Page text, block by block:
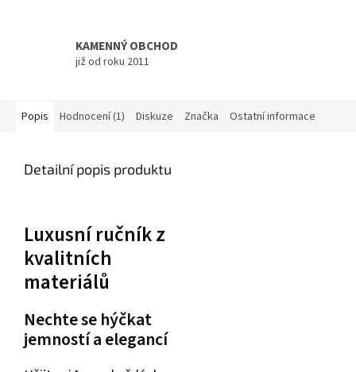
KAMENNÝ OBCHOD
již od roku 2011
Popis Hodnocení (1) Diskuze Značka Ostatní informace
Detailní popis produktu
Luxusní ručník z
kvalitních
materiálů
Nechte se hýčkat
jemností a elegancí